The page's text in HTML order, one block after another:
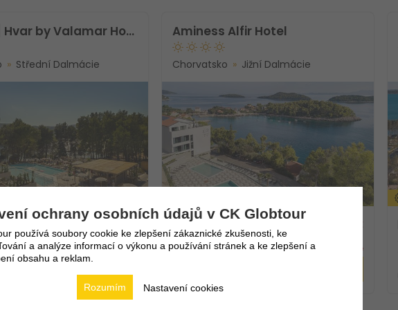
[PLACES] Hvar by Valamar Hotel
Střední Dalmácie
FIRST
43 215Kč
Aminess Alfir Hotel
Chorvatsko Jižní Dalmácie
8.8. - 12.8.2026
5 dní / 4 nocí
Kč
ochrany osobních údajů v CK Globtour
používá soubory cookie ke zlepšení zákaznické zkušenosti, ke
a analýze informací o výkonu a používání stránek a ke zlepšení a
obsahu a reklam.
Nastavení cookies
Rozumím